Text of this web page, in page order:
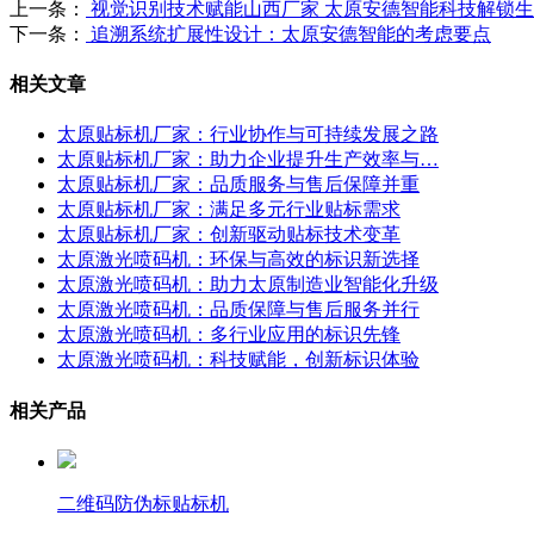
上一条：
视觉识别技术赋能山西厂家 太原安德智能科技解锁
下一条：
追溯系统扩展性设计：太原安德智能的考虑要点
相关文章
太原贴标机厂家：行业协作与可持续发展之路
太原贴标机厂家：助力企业提升生产效率与…
太原贴标机厂家：品质服务与售后保障并重
太原贴标机厂家：满足多元行业贴标需求
太原贴标机厂家：创新驱动贴标技术变革
太原激光喷码机：环保与高效的标识新选择
太原激光喷码机：助力太原制造业智能化升级
太原激光喷码机：品质保障与售后服务并行
太原激光喷码机：多行业应用的标识先锋
太原激光喷码机：科技赋能，创新标识体验
相关产品
二维码防伪标贴标机